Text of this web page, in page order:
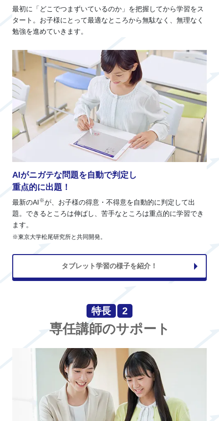
最初に「どこでつまずいているのか」を把握してから学習をス
タート。お子様にとって最適なところから無駄なく、無理なく
勉強を進めていきます。
AIがニガテな問題を自動で判定し
重点的に出題！
最新のAI※が、お子様の得意・不得意を自動的に判定して出
題。できるところは伸ばし、苦手なところは重点的に学習でき
ます。
※東京大学松尾研究所と共同開発。
タブレット学習の様子を紹介！
特長 2
専任講師のサポート